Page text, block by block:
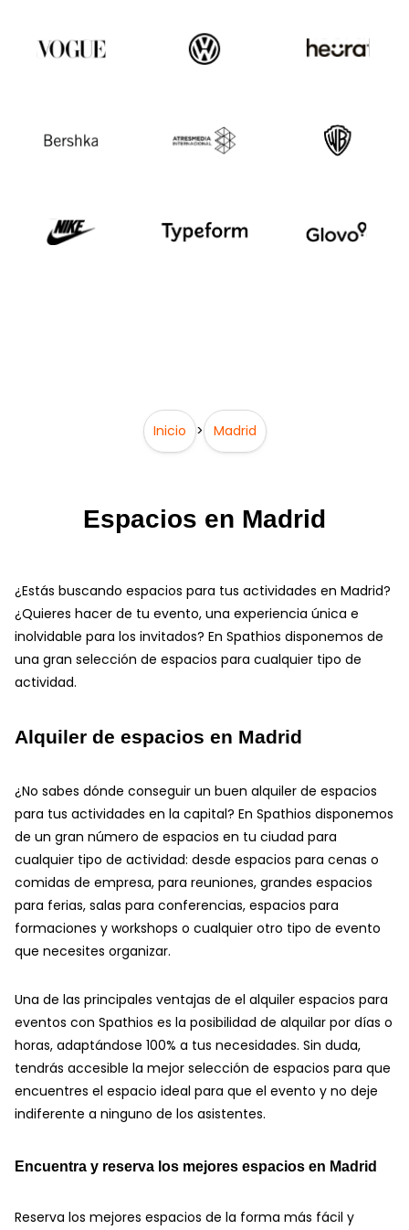
Inicio > Madrid
Espacios en Madrid
¿Estás buscando espacios para tus actividades en Madrid?
¿Quieres hacer de tu evento, una experiencia única e
inolvidable para los invitados? En Spathios disponemos de
una gran selección de espacios para cualquier tipo de
actividad.
Alquiler de espacios en Madrid
¿No sabes dónde conseguir un buen alquiler de espacios
para tus actividades en la capital? En Spathios disponemos
de un gran número de espacios en tu ciudad para
cualquier tipo de actividad: desde espacios para cenas o
comidas de empresa, para reuniones, grandes espacios
para ferias, salas para conferencias, espacios para
formaciones y workshops o cualquier otro tipo de evento
que necesites organizar.
Una de las principales ventajas de el alquiler espacios para
eventos con Spathios es la posibilidad de alquilar por días o
horas, adaptándose 100% a tus necesidades. Sin duda,
tendrás accesible la mejor selección de espacios para que
encuentres el espacio ideal para que el evento y no deje
indiferente a ninguno de los asistentes.
Encuentra y reserva los mejores espacios en Madrid
Reserva los mejores espacios de la forma más fácil y